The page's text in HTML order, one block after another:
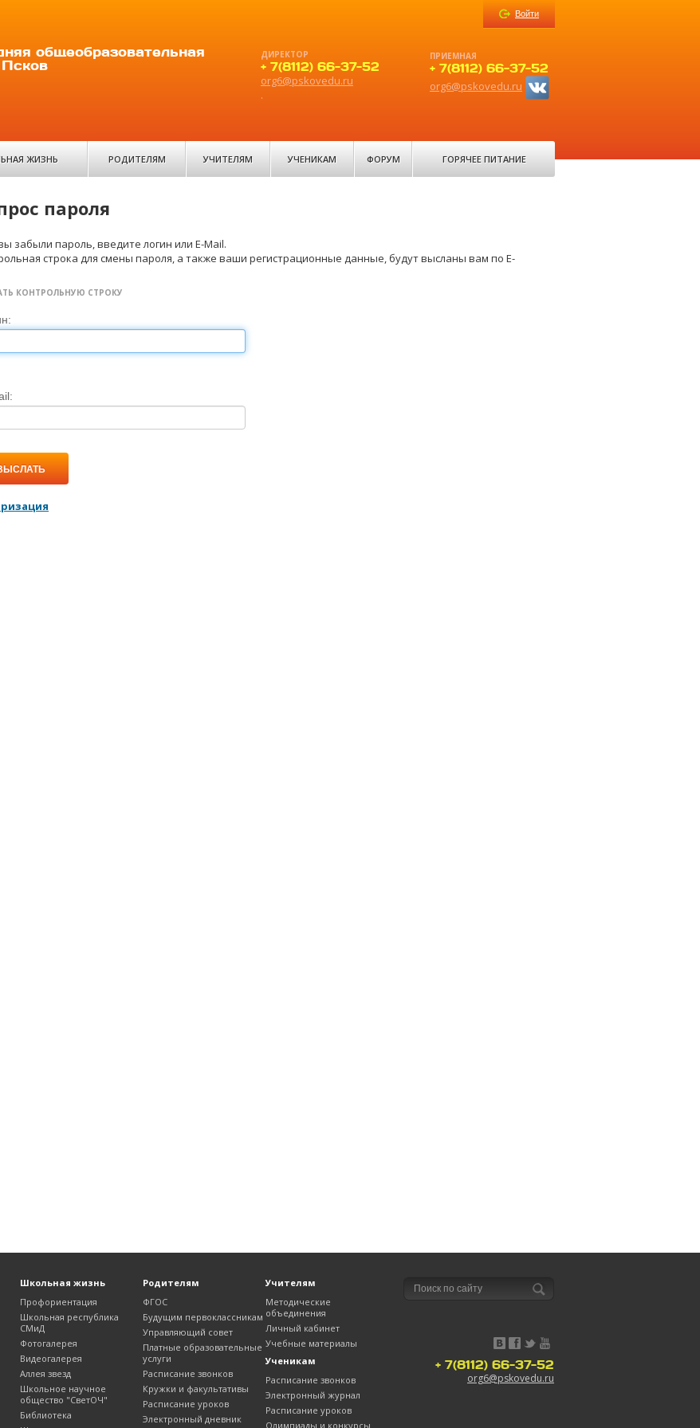
общеобразовательная
ДИРЕКТОР
+ 7(8112) 66-37-52
org6@pskovedu.ru
.
ПРИЕМНАЯ
+ 7(8112) 66-37-52
org6@pskovedu.ru
Войти
ЖИЗНЬ РОДИТЕЛЯМ УЧИТЕЛЯМ УЧЕНИКАМ ФОРУМ ГОРЯЧЕЕ ПИТАНИЕ
пароля
забыли пароль, введите логин или E-Mail.
строка для смены пароля, а также ваши регистрационные данные, будут высланы вам по E-
КОНТРОЛЬНУЮ СТРОКУ
Школьная жизнь
Профориентация
Школьная республика
СМиД
Фотогалерея
Видеогалерея
Аллея звезд
Школьное научное
общество "СветОЧ"
Библиотека
Родителям
ФГОС
Будущим первоклассникам
Управляющий совет
Платные образовательные
услуги
Расписание звонков
Кружки и факультативы
Расписание уроков
Электронный дневник
Учителям
Методические
объединения
Личный кабинет
Учебные материалы
Ученикам
Расписание звонков
Электронный журнал
Расписание уроков
Олимпиады и конкурсы
+ 7(8112) 66-37-52
org6@pskovedu.ru